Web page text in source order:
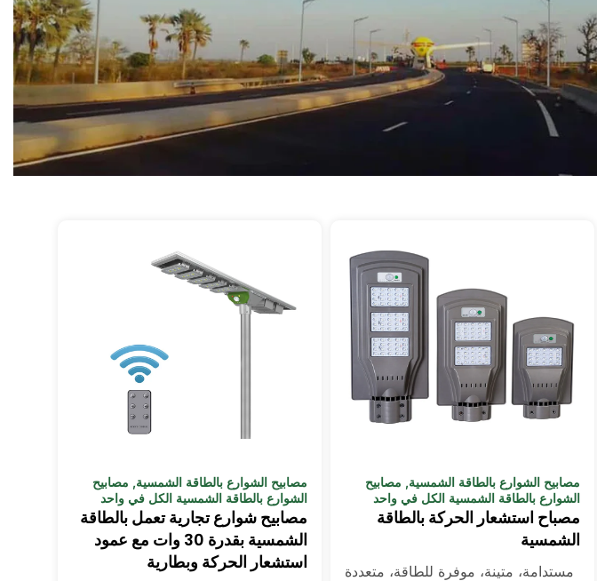
مصابيح الشوارع بالطاقة الشمسية, مصابيح
الشوارع بالطاقة الشمسية الكل في واحد
مصباح استشعار الحركة بالطاقة
الشمسية
مستدامة، متينة، موفرة للطاقة، متعددة
مصابيح الشوارع بالطاقة الشمسية, مصابيح
الشوارع بالطاقة الشمسية الكل في واحد
مصابيح شوارع تجارية تعمل بالطاقة
الشمسية بقدرة 30 وات مع عمود
استشعار الحركة وبطارية